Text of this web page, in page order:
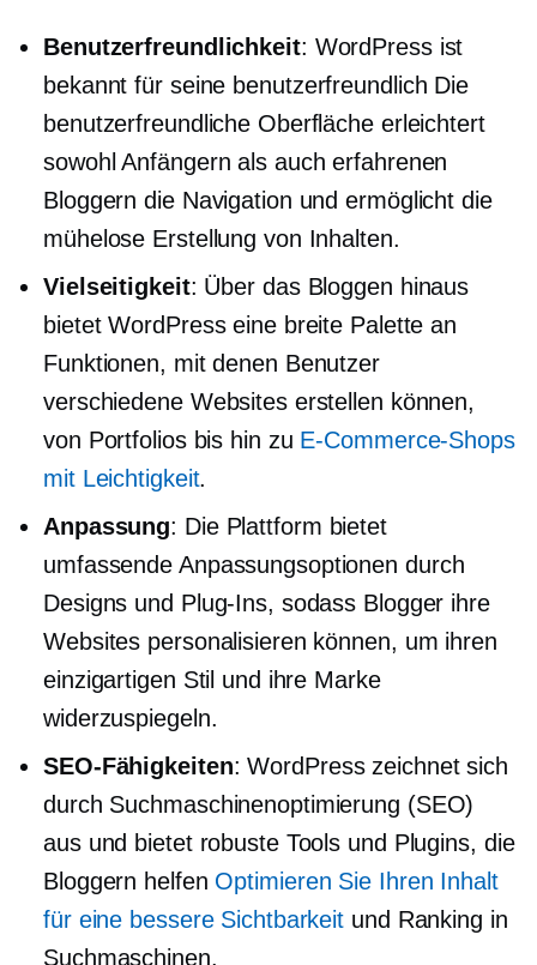
Benutzerfreundlichkeit: WordPress ist
bekannt für seine benutzerfreundlich Die
benutzerfreundliche Oberfläche erleichtert
sowohl Anfängern als auch erfahrenen
Bloggern die Navigation und ermöglicht die
mühelose Erstellung von Inhalten.
Vielseitigkeit: Über das Bloggen hinaus
bietet WordPress eine breite Palette an
Funktionen, mit denen Benutzer
verschiedene Websites erstellen können,
von Portfolios bis hin zu E-Commerce-Shops
mit Leichtigkeit.
Anpassung: Die Plattform bietet
umfassende Anpassungsoptionen durch
Designs und Plug-Ins, sodass Blogger ihre
Websites personalisieren können, um ihren
einzigartigen Stil und ihre Marke
widerzuspiegeln.
SEO-Fähigkeiten: WordPress zeichnet sich
durch Suchmaschinenoptimierung (SEO)
aus und bietet robuste Tools und Plugins, die
Bloggern helfen Optimieren Sie Ihren Inhalt
für eine bessere Sichtbarkeit und Ranking in
Suchmaschinen.